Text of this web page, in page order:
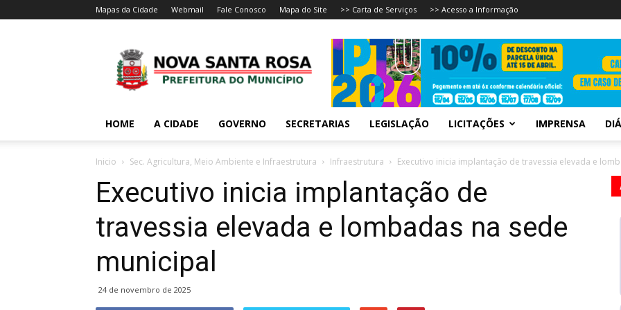
Mapas da Cidade Webmail Fale Conosco Mapa do Site >> Carta de Serviços >> Acesso a Informação
HOME A CIDADE GOVERNO SECRETARIAS LEGISLAÇÃO LICITAÇÕES IMPRENSA
Inicio Sec. Agricultura, Meio Ambiente e Infraestrutura Infraestrutura Executivo inicia implantação de travessia elevada e
Executivo inicia implantação de
travessia elevada e lombadas na sede
municipal
24 de novembro de 2025